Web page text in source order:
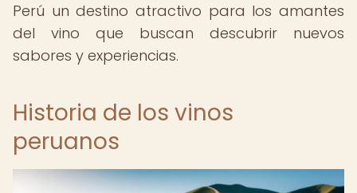
Perú un destino atractivo para los amantes
del vino que buscan descubrir nuevos
sabores y experiencias.
Historia de los vinos
peruanos